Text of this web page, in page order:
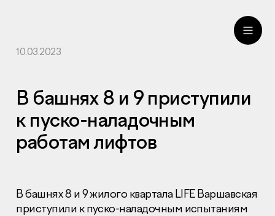
10.03.2023
В башнях 8 и 9 приступили
к пуско-наладочным
работам лифтов
В башнях 8 и 9 жилого квартала LIFE Варшавская
приступили к пуско-наладочным испытаниям